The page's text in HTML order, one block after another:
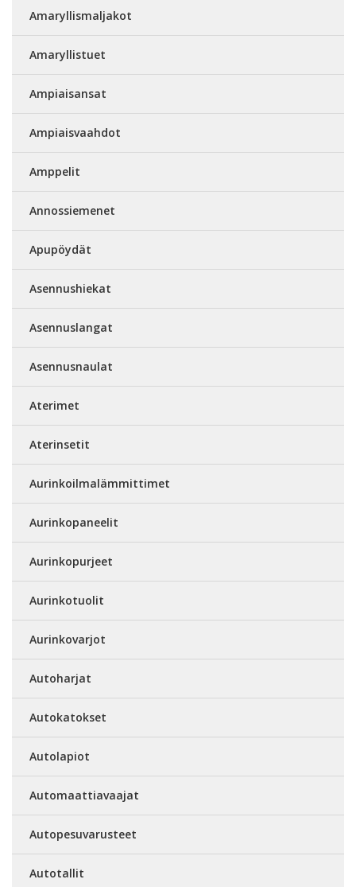
Amaryllismaljakot
Amaryllistuet
Ampiaisansat
Ampiaisvaahdot
Amppelit
Annossiemenet
Apupöydät
Asennushiekat
Asennuslangat
Asennusnaulat
Aterimet
Aterinsetit
Aurinkoilmalämmittimet
Aurinkopaneelit
Aurinkopurjeet
Aurinkotuolit
Aurinkovarjot
Autoharjat
Autokatokset
Autolapiot
Automaattiavaajat
Autopesuvarusteet
Autotallit